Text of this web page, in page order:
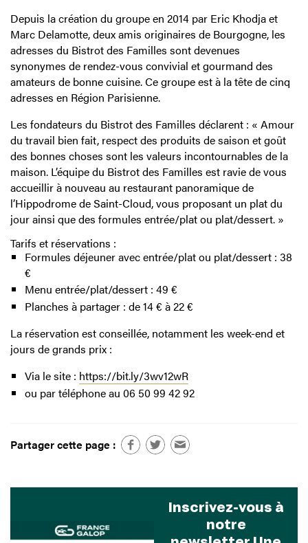
Depuis la création du groupe en 2014 par Eric Khodja et
Marc Delamotte, deux amis originaires de Bourgogne, les
adresses du Bistrot des Familles sont devenues
synonymes de rendez-vous convivial et gourmand des
amateurs de bonne cuisine.Ce groupe est à la tête de cinq
adresses en Région Parisienne.
Les fondateurs du Bistrot des Familles déclarent : « Amour
du travail bien fait, respect des produits de saison et goût
des bonnes choses sont les valeurs incontournables de la
maison. L’équipe du Bistrot des Familles est ravie de vous
accueillir à nouveau au restaurant panoramique de
l’Hippodrome de Saint-Cloud, vous proposant un plat du
jour ainsi que des formules entrée/plat ou plat/dessert. »
Tarifs et réservations :
Formules déjeuner avec entrée/plat ou plat/dessert : 38
€
Menu entrée/plat/dessert : 49 €
Planches à partager : de 14 € à 22 €
La réservation est conseillée, notamment les week-end et
jours de grands prix :
Via le site : https://bit.ly/3wv12wR
ou par téléphone au 06 50 99 42 92
Partager cette page :
Inscrivez-vous à
notre